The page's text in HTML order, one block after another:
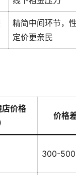
精简中间环节，
定价更亲民
店价格
价格
300-500